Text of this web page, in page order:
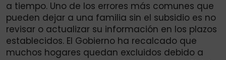
a tiempo. Uno de los errores más comunes que
pueden dejar a una familia sin el subsidio es no
revisar o actualizar su información en los plazos
establecidos. El Gobierno ha recalcado que
muchos hogares quedan excluidos debido a